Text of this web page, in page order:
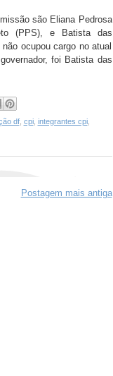
são Eliana Pedrosa
(PPS), e Batista das
ocupou cargo no atual
foi Batista das
df, cpi, integrantes cpi,
Postagem mais antiga